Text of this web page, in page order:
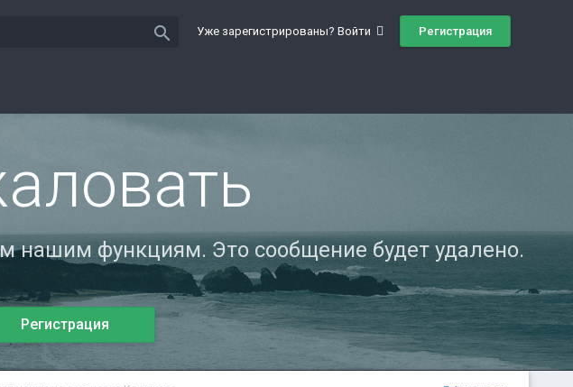
Уже зарегистрированы? Войти Регистрация
search
нашим функциям. Это сообщение будет удалено.
Регистрация